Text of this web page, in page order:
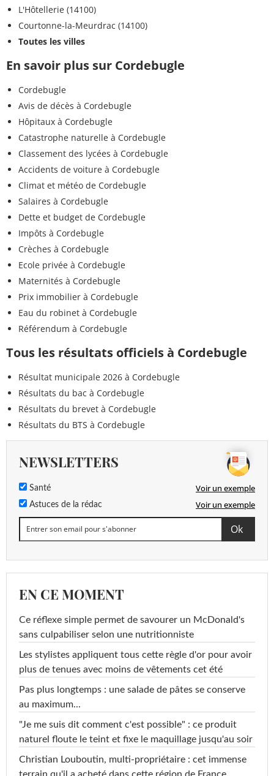
L'Hôtellerie (14100)
Courtonne-la-Meurdrac (14100)
Toutes les villes
En savoir plus sur Cordebugle
Cordebugle
Avis de décès à Cordebugle
Hôpitaux à Cordebugle
Catastrophe naturelle à Cordebugle
Classement des lycées à Cordebugle
Accidents de voiture à Cordebugle
Climat et météo de Cordebugle
Salaires à Cordebugle
Dette et budget de Cordebugle
Impôts à Cordebugle
Crèches à Cordebugle
Ecole privée à Cordebugle
Maternités à Cordebugle
Prix immobilier à Cordebugle
Eau du robinet à Cordebugle
Référendum à Cordebugle
Tous les résultats officiels à Cordebugle
Résultat municipale 2026 à Cordebugle
Résultats du bac à Cordebugle
Résultats du brevet à Cordebugle
Résultats du BTS à Cordebugle
NEWSLETTERS
Santé Voir un exemple
Astuces de la rédac Voir un exemple
EN CE MOMENT
Ce réflexe simple permet de savourer un McDonald's
sans culpabiliser selon une nutritionniste
Les stylistes appliquent tous cette règle d'or pour avoir
plus de tenues avec moins de vêtements cet été
Pas plus longtemps : une salade de pâtes se conserve
au maximum...
"Je me suis dit comment c'est possible" : ce produit
naturel floute le teint et fixe le maquillage jusqu'au soir
Christian Louboutin, multi-propriétaire : cet immense